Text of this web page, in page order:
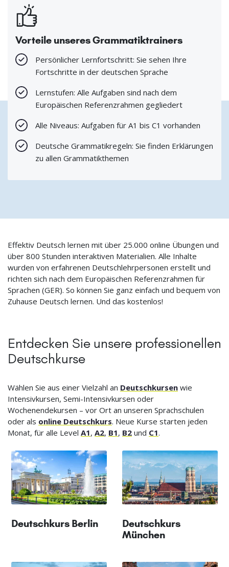
Vorteile unseres Grammatiktrainers
Persönlicher Lernfortschritt: Sie sehen Ihre
Fortschritte in der deutschen Sprache
Lernstufen: Alle Aufgaben sind nach dem
Europäischen Referenzrahmen gegliedert
Alle Niveaus: Aufgaben für A1 bis C1 vorhanden
Deutsche Grammatikregeln: Sie finden Erklärungen
zu allen Grammatikthemen
Effektiv Deutsch lernen mit über 25.000 online Übungen und
über 800 Stunden interaktiven Materialien. Alle Inhalte
wurden von erfahrenen Deutschlehrpersonen erstellt und
richten sich nach dem Europäischen Referenzrahmen für
Sprachen (GER). So können Sie ganz einfach und bequem von
Zuhause Deutsch lernen. Und das kostenlos!
Entdecken Sie unsere professionellen
Deutschkurse
Wählen Sie aus einer Vielzahl an Deutschkursen wie
Intensivkursen, Semi-Intensivkursen oder
Wochenendekursen – vor Ort an unseren Sprachschulen
oder als online Deutschkurs. Neue Kurse starten jeden
Monat, für alle Level A1, A2, B1, B2 und C1.
Deutschkurs Berlin
Deutschkurs
München